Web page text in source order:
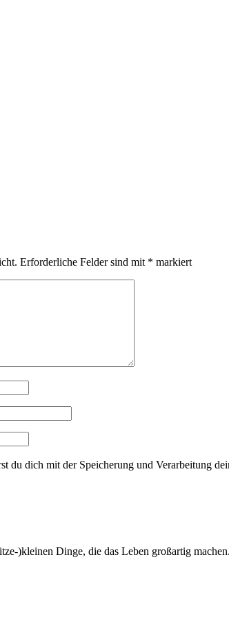
Erforderliche Felder sind mit * markiert
du dich mit der Speicherung und Verarbeitung
)kleinen Dinge, die das Leben großartig machen.